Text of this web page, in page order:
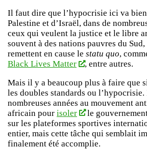
Il faut dire que l’hypocrisie ici va
Palestine et d’Israël, dans de
ceux qui veulent la justice et le libre
souvent à des nations pauvres du
remettent en cause le statu quo,
Black Lives Matter
, entre autres.
Mais il y a beaucoup plus à faire que
les doubles standards ou
nombreuses années au mouvement
africain pour isoler
le
sur les plateformes sportives
entier, mais cette tâche qui semblait
finalement été accomplie.